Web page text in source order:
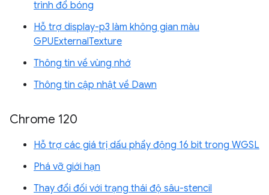
trình đổ bóng
Hỗ trợ display-p3 làm không gian màu
GPUExternalTexture
Thông tin về vùng nhớ
Thông tin cập nhật về Dawn
Chrome 120
Hỗ trợ các giá trị dấu phẩy động 16 bit trong WGSL
Phá vỡ giới hạn
Thay đổi đối với trạng thái độ sâu-stencil